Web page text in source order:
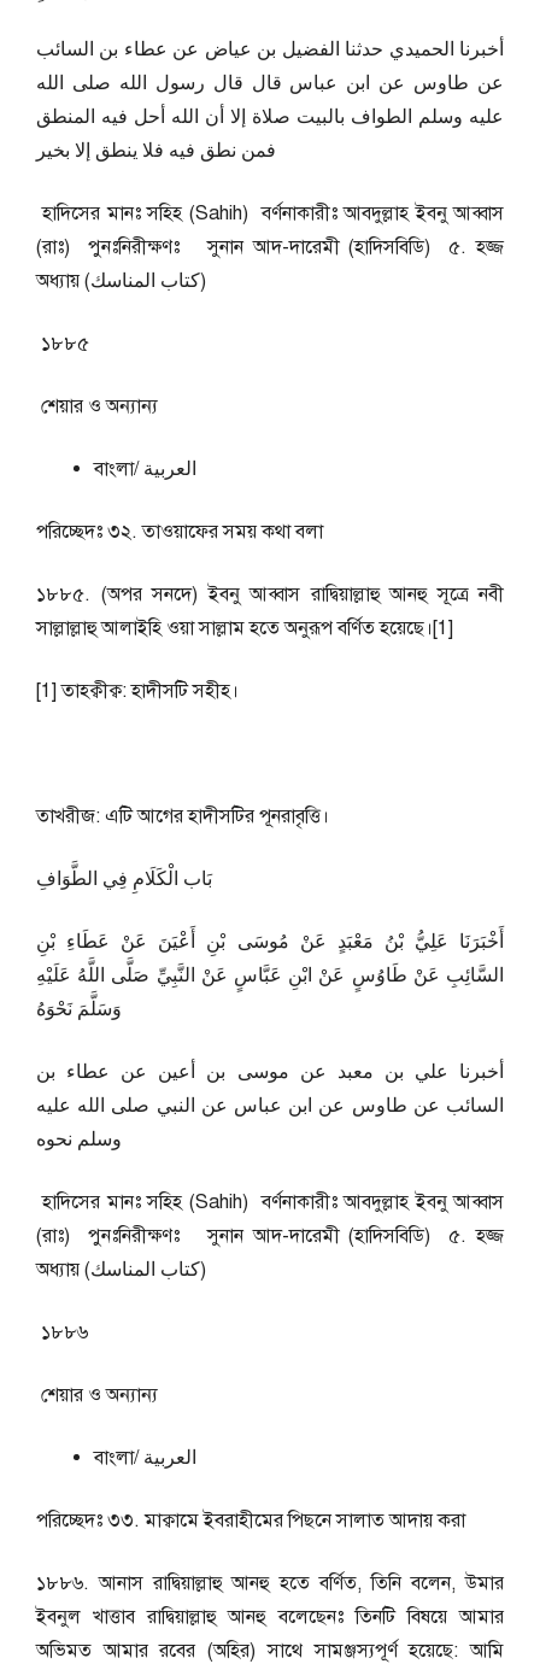
أخبرنا الحميدي حدثنا الفضيل بن عياض عن عطاء بن السائب
عن طاوس عن ابن عباس قال قال رسول الله صلى الله
عليه وسلم الطواف بالبيت صلاة إلا أن الله أحل فيه المنطق
فمن نطق فيه فلا ينطق إلا بخير
হাদিসের মানঃ সহিহ (Sahih) বর্ণনাকারীঃ আবদুল্লাহ ইবনু আব্বাস
(রাঃ) পুনঃনিরীক্ষণঃ সুনান আদ-দারেমী (হাদিসবিডি) ৫. হজ্জ
অধ্যায় (كتاب المناسك)
১৮৮৫
শেয়ার ও অন্যান্য
বাংলা/ العربية
পরিচ্ছেদঃ ৩২. তাওয়াফের সময় কথা বলা
১৮৮৫. (অপর সনদে) ইবনু আব্বাস রাদ্বিয়াল্লাহু আনহু সূত্রে নবী
সাল্লাল্লাহু আলাইহি ওয়া সাল্লাম হতে অনুরূপ বর্ণিত হয়েছে।[1]
[1] তাহক্বীক্ব: হাদীসটি সহীহ।
তাখরীজ: এটি আগের হাদীসটির পূনরাবৃত্তি।
بَاب الْكَلَامِ فِي الطَّوَافِ
أَخْبَرَنَا عَلِيُّ بْنُ مَعْبَدٍ عَنْ مُوسَى بْنِ أَعْيَنَ عَنْ عَطَاءِ بْنِ
السَّائِبِ عَنْ طَاوُسٍ عَنْ ابْنِ عَبَّاسٍ عَنْ النَّبِيِّ صَلَّى اللَّهُ عَلَيْهِ
وَسَلَّمَ نَحْوَهُ
أخبرنا علي بن معبد عن موسى بن أعين عن عطاء بن
السائب عن طاوس عن ابن عباس عن النبي صلى الله عليه
وسلم نحوه
হাদিসের মানঃ সহিহ (Sahih) বর্ণনাকারীঃ আবদুল্লাহ ইবনু আব্বাস
(রাঃ) পুনঃনিরীক্ষণঃ সুনান আদ-দারেমী (হাদিসবিডি) ৫. হজ্জ
অধ্যায় (كتاب المناسك)
১৮৮৬
শেয়ার ও অন্যান্য
বাংলা/ العربية
পরিচ্ছেদঃ ৩৩. মাক্বামে ইবরাহীমের পিছনে সালাত আদায় করা
১৮৮৬. আনাস রাদ্বিয়াল্লাহু আনহু হতে বর্ণিত, তিনি বলেন, উমার
ইবনুল খাত্তাব রাদ্বিয়াল্লাহু আনহু বলেছেনঃ তিনটি বিষয়ে আমার
অভিমত আমার রবের (অহির) সাথে সামঞ্জস্যপূর্ণ হয়েছে: আমি